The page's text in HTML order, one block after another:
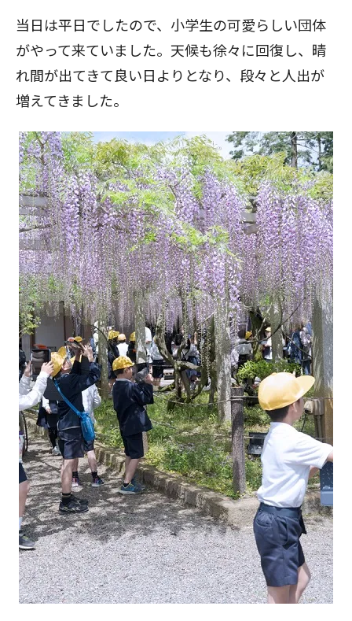
当日は平日でしたので、小学生の可愛らしい団体
がやって来ていました。天候も徐々に回復し、晴
れ間が出てきて良い日よりとなり、段々と人出が
増えてきました。